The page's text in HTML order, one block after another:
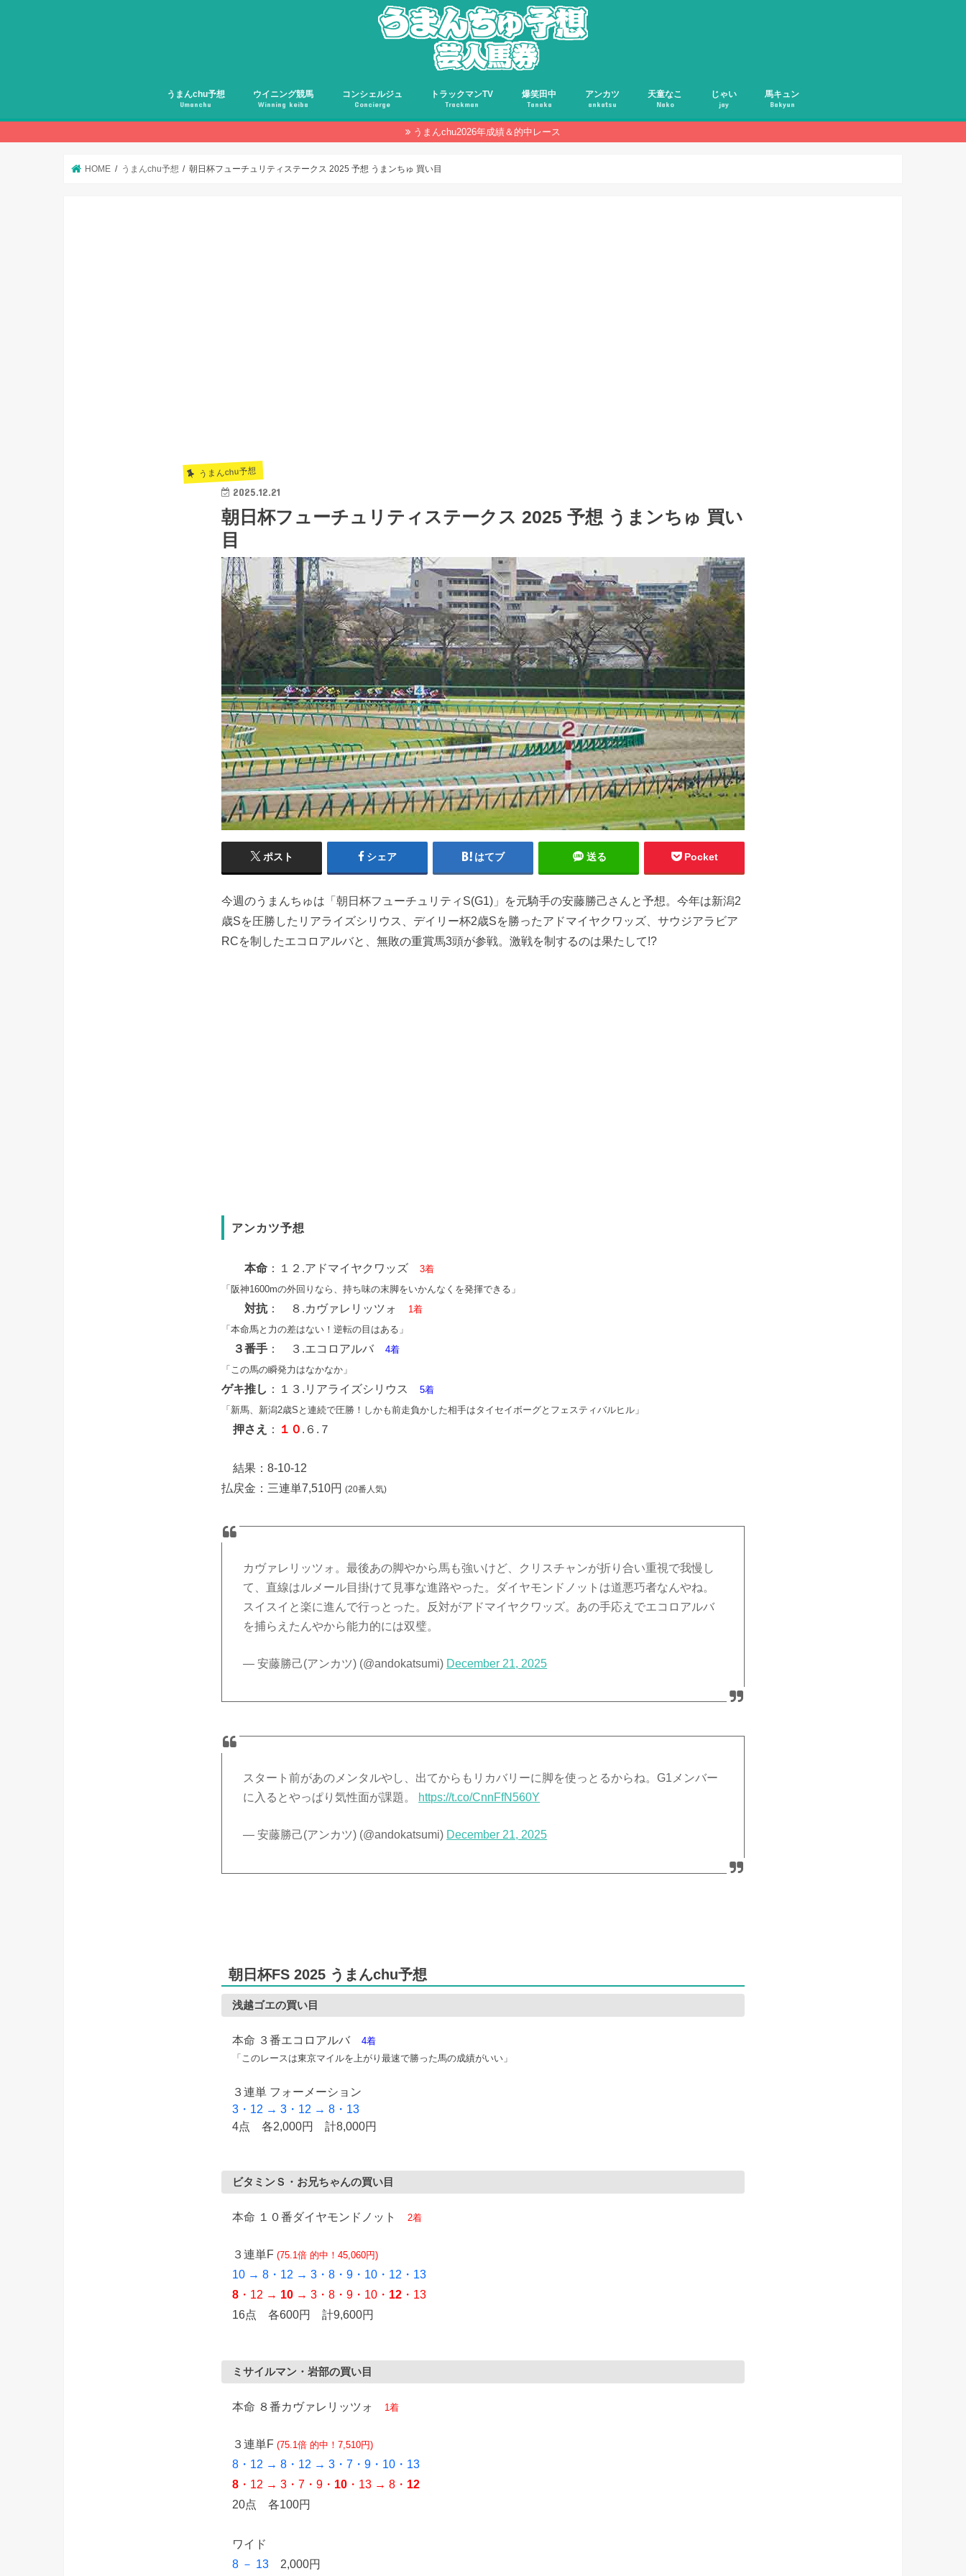
うまんchu予想
Umanchu
ウイニング競馬
Winning keiba
コンシェルジュ
Concierge
トラックマンTV
Trackman
爆笑田中
Tanaka
アンカツ
ankatsu
天童なこ
Nako
じゃい
jay
馬キュン
Bakyun
うまんchu2026年成績＆的中レース
HOME うまんchu予想 朝日杯フューチュリティステークス 2025 予想 うまンちゅ 買い目
うまんchu予想
2025.12.21
朝日杯フューチュリティステークス 2025 予想 うまンちゅ 買い
目
ポスト シェア はてブ 送る Pocket
今週のうまんちゅは「朝日杯フューチュリティS(G1)」を元騎手の安藤勝己さんと予想。今年は新潟2
歳Sを圧勝したリアライズシリウス、デイリー杯2歳Sを勝ったアドマイヤクワッズ、サウジアラビア
RCを制したエコロアルバと、無敗の重賞馬3頭が参戦。激戦を制するのは果たして!?
アンカツ予想
本命 ：１２.アドマイヤクワッズ 3着
「阪神1600mの外回りなら、持ち味の末脚をいかんなくを発揮できる」
対抗 ： ８.カヴァレリッツォ
1着
「本命馬と力の差はない！逆転の目はある」
３番手 ： ３.エコロアルバ 4着
「この馬の瞬発力はなかなか」
ゲキ推し ：１３.リアライズシリウス 5着
「新馬、新潟2歳Sと連続で圧勝！しかも前走負かした相手はタイセイボーグとフェスティバルヒル」
押さえ ： １０ .６.７
結果：8-10-12
払戻金：三連単7,510円 (20番人気)
カヴァレリッツォ。最後あの脚やから馬も強いけど、クリスチャンが折り合い重視で我慢し
て、直線はルメール目掛けて見事な進路やった。ダイヤモンドノットは道悪巧者なんやね。
スイスイと楽に進んで行っとった。反対がアドマイヤクワッズ。あの手応えでエコロアルバ
を捕らえたんやから能力的には双璧。
— 安藤勝己(アンカツ) (@andokatsumi) December 21, 2025
スタート前があのメンタルやし、出てからもリカバリーに脚を使っとるからね。G1メンバー
に入るとやっぱり気性面が課題。
https://t.co/CnnFfN560Y
— 安藤勝己(アンカツ) (@andokatsumi) December 21, 2025
朝日杯FS 2025 うまんchu予想
浅越ゴエの買い目
本命 ３番エコロアルバ 4着
「このレースは東京マイルを上がり最速で勝った馬の成績がいい」
３連単 フォーメーション
3・12 → 3・12 → 8・13
4点 各2,000円 計8,000円
ビタミンＳ・お兄ちゃんの買い目
本命 １０番ダイヤモンドノット 2着
３連単F (75.1倍 的中！45,060円)
10 → 8・12 → 3・8・9・10・12・13
8 ・12 → 10 → 3・8・9・10・ 12 ・13
16点 各600円 計9,600円
ミサイルマン・岩部の買い目
本命 ８番カヴァレリッツォ 1着
３連単F (75.1倍 的中！7,510円)
8・12 → 8・12 → 3・7・9・10・13
8 ・12 → 3・7・9・ 10 ・13 → 8・ 12
20点 各100円
ワイド
8 － 13 2,000円